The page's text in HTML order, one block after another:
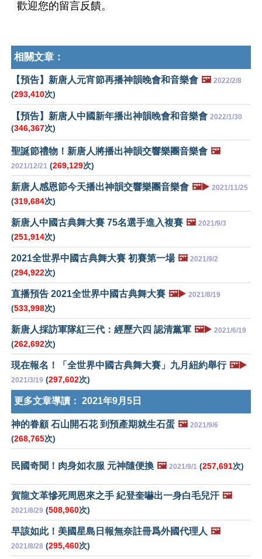
歡迎您的留言反饋。
相關文章：
【預告】新唐人元宵節再播神韻晚會和音樂會 🖼️ 2022/2/8
(293,410次)
【預告】新唐人中國新年播出神韻晚會和音樂會 2022/1/30
(346,367次)
聖誕節禮物！新唐人將播出神韻交響樂團音樂會 🖼️
2021/12/21 (269,129次)
新唐人感恩節今天播出神韻交響樂團音樂會 🖼️▶️ 2021/11/25
(319,684次)
新唐人中國古典舞大賽 75名選手進入複賽 🖼️ 2021/9/3
(251,914次)
2021全世界中國古典舞大賽 初賽第一場 🖼️ 2021/9/2
(294,922次)
直播預告 2021全世界中國古典舞大賽 🖼️▶️ 2021/8/19
(533,998次)
新唐人採訪軍隊紅三代：經歷六四 認清黨軍 🖼️▶️ 2021/6/19
(262,692次)
現在報名！「全世界中國古典舞大賽」九月紐約舉行 🖼️▶️
2021/3/19 (297,602次)
更多文章導讀： 2021年9月5日
神的眷顧 石山開石花 到預產期就生石蛋 🖼️ 2021/9/6
(268,765次)
民國奇聞！肉身如衣服 元神隨便換 🖼️ 2021/9/1 (257,691次)
賀龍文革慘死周恩來之手 紀登奎嚇出一身白毛兒汗 🖼️
2021/8/29 (508,960次)
早該如此！美國星島日報無奈註冊爲外國代理人 🖼️
2021/8/28 (295,460次)